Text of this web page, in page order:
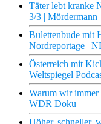
Täter lebt kranke
3/3 | Mördermann
Bulettenbude mit
Nordreportage |
Österreich mit
Weltspiegel
Warum wir immer
WDR Doku